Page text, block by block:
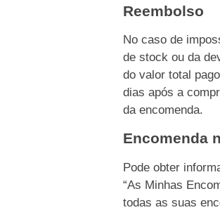
Reembolso
No caso de
de stock ou da
do valor total
dias após a
da encomenda.
Encomenda
Pode obter
“As Minhas
todas as suas